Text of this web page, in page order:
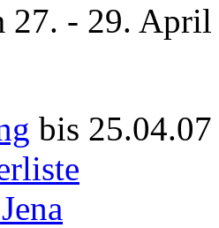
27. - 29.
bis